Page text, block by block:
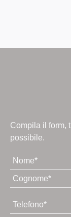
Mettiti
noi
Compila il form,
possibile.